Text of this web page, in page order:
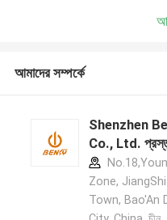
আমাদের সম্পর্কে
Shenzhen
Co., Ltd.
Zone,
Town, Bao'An